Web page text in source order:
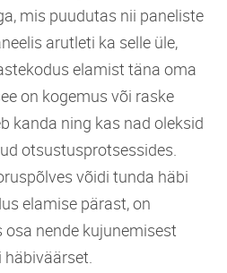
mis puudutas nii paneliste
arutleti ka selle üle,
elamist täna oma
on kogemus või raske
kanda ning kas nad oleksid
otsustusprotsessides.
võidi tunda häbi
elamise pärast, on
nende kujunemisest